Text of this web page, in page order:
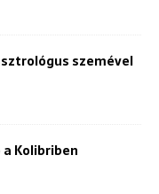
szemével
Kolibriben